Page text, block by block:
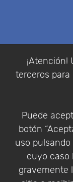
¡Atención!
terceros
Puede
botón
uso
cuyo caso
gravemente
Empresa|